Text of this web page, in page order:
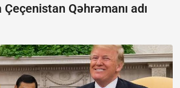
Qəhrəmanı adı